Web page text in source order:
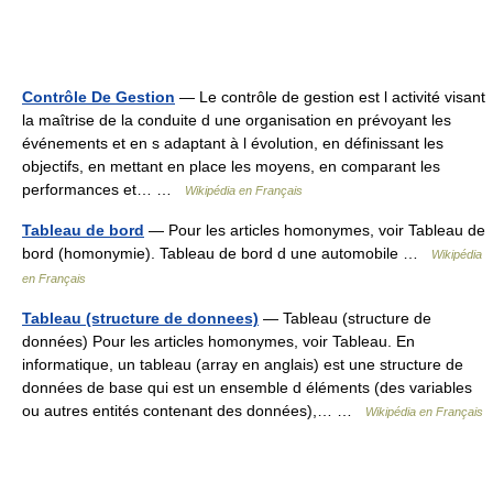
Contrôle De Gestion — Le contrôle de gestion est l activité visant
la maîtrise de la conduite d une organisation en prévoyant les
événements et en s adaptant à l évolution, en définissant les
objectifs, en mettant en place les moyens, en comparant les
performances et… …
Wikipédia en Français
Tableau de bord — Pour les articles homonymes, voir Tableau de
bord (homonymie). Tableau de bord d une automobile …
Wikipédia
en Français
Tableau (structure de donnees) — Tableau (structure de
données) Pour les articles homonymes, voir Tableau. En
informatique, un tableau (array en anglais) est une structure de
données de base qui est un ensemble d éléments (des variables
ou autres entités contenant des données),… …
Wikipédia en Français